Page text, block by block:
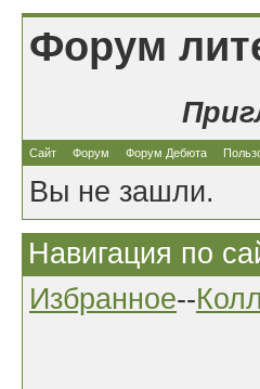
Форум
Сайт Форум Форум Дебюта
Вы не зашли.
Навигация по
Избранное--